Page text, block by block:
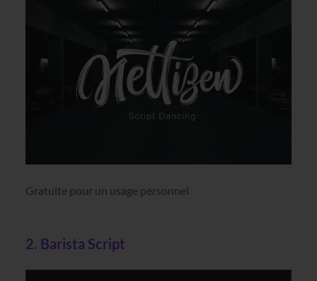
Gratuite pour un usage personnel
2. Barista Script